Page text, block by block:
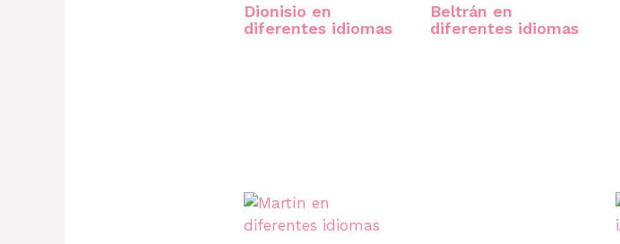
Dionisio en
diferentes idiomas
Beltrán en
diferentes idiomas